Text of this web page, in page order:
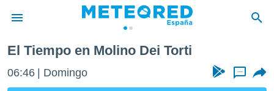
de
El Tiempo en Molino Dei Torti
06:46 Domingo ...